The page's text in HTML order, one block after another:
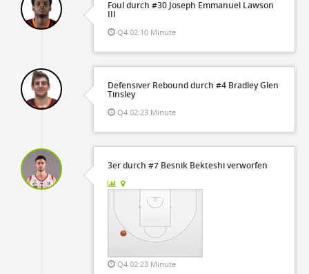
Foul durch #30 Joseph Emmanuel Lawson
III
Q4 02:10 Minute
Defensiver Rebound durch #4 Bradley Glen
Tinsley
Q4 02:23 Minute
3er durch #7 Besnik Bekteshi verworfen
Q4 02:23 Minute